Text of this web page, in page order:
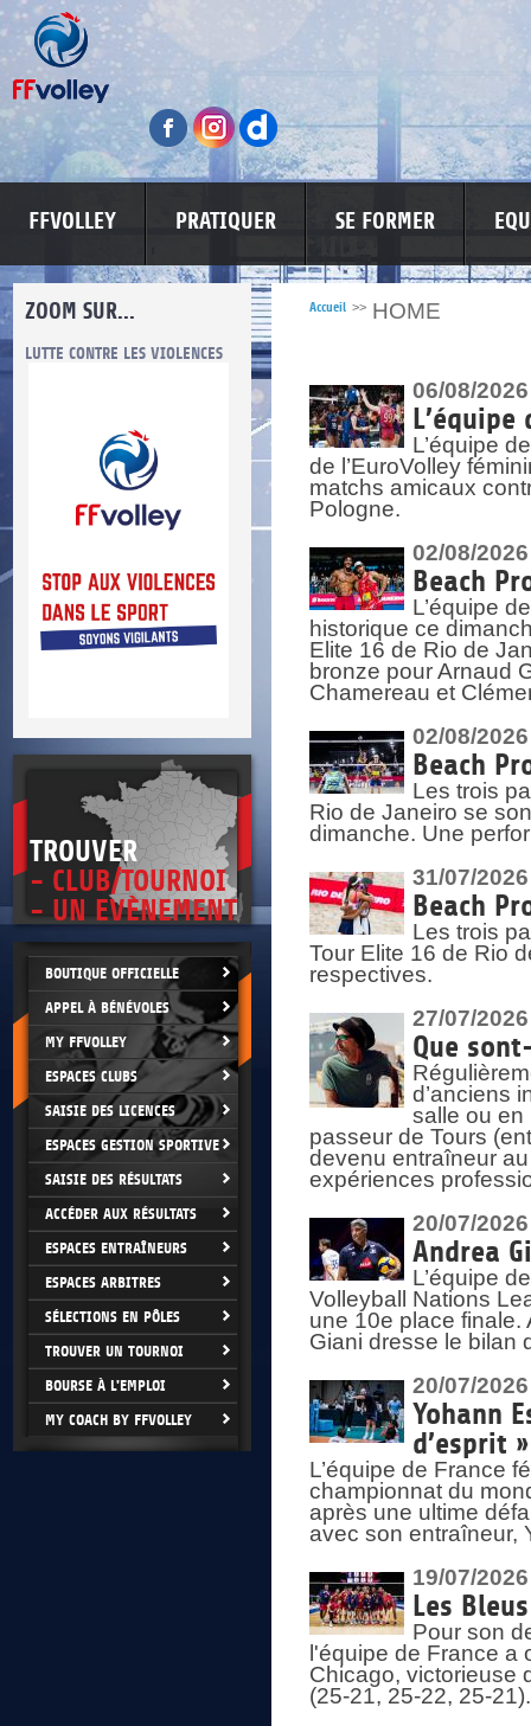
FFVOLLEY PRATIQUER SE FORMER
ZOOM SUR...
LUTTE CONTRE LES VIOLENCES MA PETITE SPONSO
>
TROUVER
- CLUB/TOURNOI
- UN EVÈNEMENT
BOUTIQUE OFFICIELLE
APPEL À BÉNÉVOLES
MY FFVOLLEY
ESPACES CLUBS
SAISIE DES LICENCES
ESPACES GESTION SPORTIVE
SAISIE DES RÉSULTATS
ACCÉDER AUX RÉSULTATS
ESPACES ENTRAÎNEURS
ESPACES ARBITRES
SÉLECTIONS EN PÔLES
TROUVER UN TOURNOI
BOURSE À L'EMPLOI
MY COACH BY FFVOLLEY
Accueil >> HOME
06/08/2026
L’équipe
L’équipe
de l’EuroVolley
matchs amicaux
Pologne.
02/08/2026
Beach
L’équipe
historique ce
Elite 16 de Rio de
bronze pour Arnaud
Chamereau et
02/08/2026
Beach
Les trois
Rio de Janeiro se
dimanche. Une
31/07/2026
Beach
Les trois
Tour Elite 16 de Rio
respectives.
27/07/2026
Que
d’anciens
salle ou en
passeur de Tours
devenu entraîneur
expériences
20/07/2026
Andrea
L’équipe
Volleyball Nations
une 10e place finale.
Giani dresse le bilan
20/07/2026
Yohann
d’esprit »
L’équipe de France
championnat du
après une ultime
avec son entraîneur,
19/07/2026
Les
Pour son
l'équipe de France a
Chicago, victorieuse
(25-21, 25-22, 25-